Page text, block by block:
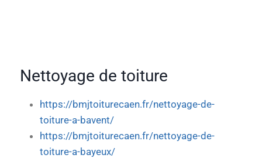
Nettoyage de toiture
https://bmjtoiturecaen.fr/nettoyage-de-
toiture-a-bavent/
https://bmjtoiturecaen.fr/nettoyage-de-
toiture-a-bayeux/